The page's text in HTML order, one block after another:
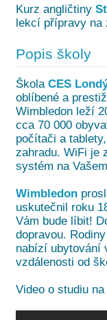
Kurz angličtiny
lekcí přípravy na
Popis školy
Škola CES
oblíbené a
Wimbledon leží
cca 70 000
počítači a
zahradu. WiFi je
systém na
Wimbledon
uskutečnil roku
Vám bude líbit!
dopravou.
nabízí ubytování
vzdálenosti od
Video o studiu